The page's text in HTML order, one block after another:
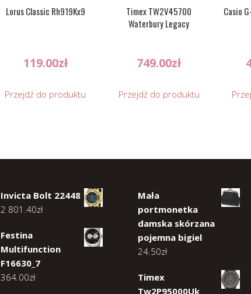
Lorus Classic Rh919Kx9
119.00zł
Przejdź do produktu
Timex TW2V45700
Waterbury Legacy
749.00zł
Przejdź do produktu
Casio
Invicta Bolt 22448
2 801.40zł
Festina
Multifunction
F16630_7
364.00zł
Mała
portmonetka
damska skórzana
pojemna bigiel
24.50zł
Timex
Tw2P95000Uk